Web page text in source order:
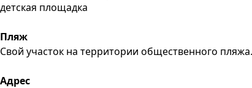
детская площадка
Пляж
Свой участок на территории общественного
Адрес